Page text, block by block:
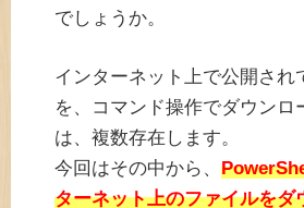
でしょうか。
インターネット上で公開され
を、コマンド操作でダウンロ
は、複数存在します。
今回はその中から、
ターネット上のファイルをダ